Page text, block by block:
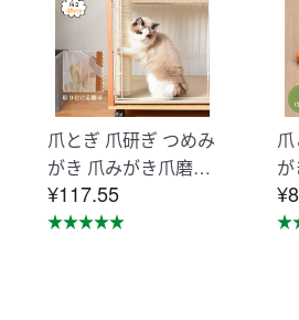
爪とぎ 爪研ぎ つめみ
がき 爪みがき爪磨き
猫用品ペット用品
【ベージュ】TX2858
¥117.55
猫
【